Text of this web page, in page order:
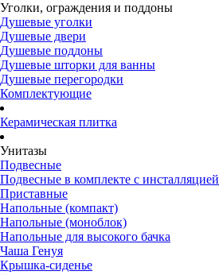
Уголки, ограждения и поддоны
Душевые уголки
Душевые двери
Душевые поддоны
Душевые шторки для ванны
Душевые перегородки
Комплектующие
Керамическая плитка
Унитазы
Подвесные
Подвесные в комплекте с инсталляцией
Приставные
Напольные (компакт)
Напольные (моноблок)
Напольные для высокого бачка
Чаша Генуя
Крышка-сиденье